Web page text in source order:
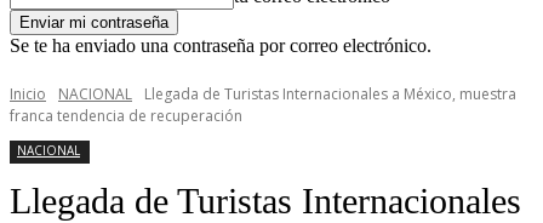
Se te ha enviado una contraseña por correo electrónico.
Inicio NACIONAL
Llegada de Turistas Internacionales a México, muestra
franca tendencia de recuperación
NACIONAL
Llegada de Turistas Internacionales